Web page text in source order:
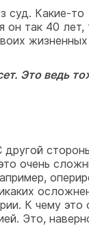
суд. Какие-то
он так 40 лет,
жизненных
Это ведь
другой
очень
К чему это
Это,